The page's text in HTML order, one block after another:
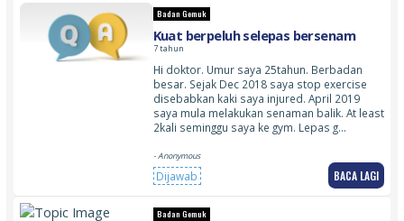
Badan Gemuk
Kuat berpeluh selepas bersenam
7 tahun
Hi doktor. Umur saya 25tahun. Berbadan
besar. Sejak Dec 2018 saya stop exercise
disebabkan kaki saya injured. April 2019
saya mula melakukan senaman balik. At least
2kali seminggu saya ke gym. Lepas g…
- Anonymous
Dijawab BACA LAGI
Badan Gemuk